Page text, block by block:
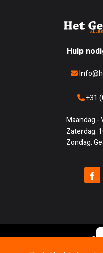
Hulp
+31
Maandag -
Zaterdag:
Zondag:
©